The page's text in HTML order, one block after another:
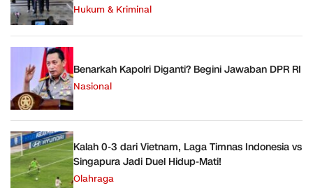
Hukum & Kriminal
Benarkah Kapolri Diganti? Begini Jawaban DPR RI
Nasional
Kalah 0-3 dari Vietnam, Laga Timnas Indonesia vs
Singapura Jadi Duel Hidup-Mati!
Olahraga